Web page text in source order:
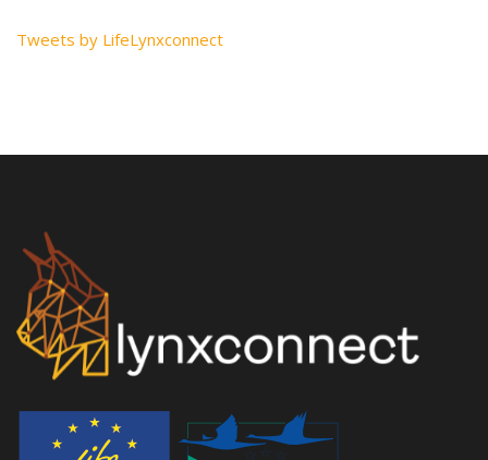
Tweets by LifeLynxconnect